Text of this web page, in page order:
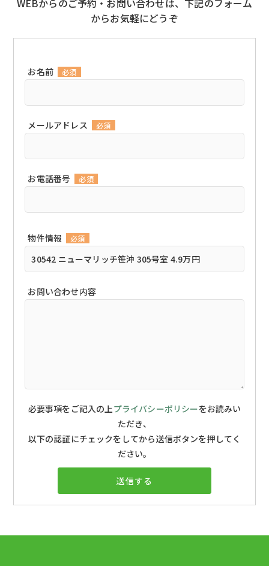
WEBからのご予約・お問い合わせは、下記のフォーム
からお気軽にどうぞ
お名前 必須
メールアドレス 必須
お電話番号 必須
物件情報 必須
お問い合わせ内容
必要事項をご記入の上プライバシーポリシーをお読みい
ただき、
以下の認証にチェックをしてから送信ボタンを押してく
ださい。